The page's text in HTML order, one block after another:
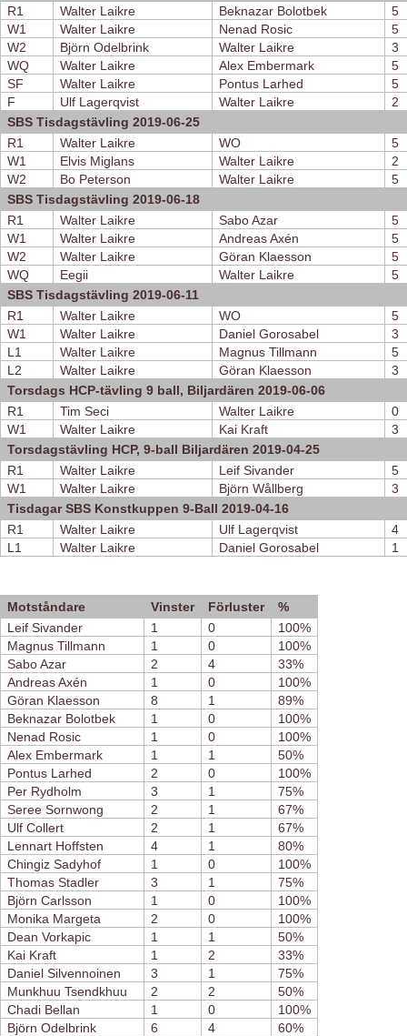
R1
Walter Laikre Beknazar Bolotbek
5
W1
Walter Laikre Nenad Rosic
5
W2
Björn Odelbrink Walter Laikre
3
WQ
Walter Laikre Alex Embermark
5
SF
Walter Laikre Pontus Larhed
5
F
Ulf Lagerqvist Walter Laikre
2
SBS Tisdagstävling 2019-06-25
R1
Walter Laikre WO
5
W1
Elvis Miglans Walter Laikre
2
W2
Bo Peterson Walter Laikre
5
SBS Tisdagstävling 2019-06-18
R1
Walter Laikre Sabo Azar
5
W1
Walter Laikre Andreas Axén
5
W2
Walter Laikre Göran Klaesson
5
WQ
Eegii Walter Laikre
5
SBS Tisdagstävling 2019-06-11
R1
Walter Laikre WO
5
W1
Walter Laikre Daniel Gorosabel
3
L1
Walter Laikre Magnus Tillmann
5
L2
Walter Laikre Göran Klaesson
3
Torsdags HCP-tävling 9 ball, Biljardären 2019-06-06
R1
Tim Seci Walter Laikre
0
W1
Walter Laikre Kai Kraft
3
Torsdagstävling HCP, 9-ball Biljardären 2019-04-25
R1
Walter Laikre Leif Sivander
5
W1
Walter Laikre Björn Wållberg
3
Tisdagar SBS Konstkuppen 9-Ball 2019-04-16
R1
Walter Laikre Ulf Lagerqvist
4
L1
Walter Laikre Daniel Gorosabel 1
Motståndare Vinster Förluster
%
Leif Sivander
1 0
100%
Magnus Tillmann
1 0
100%
Sabo Azar
2 4
33%
Andreas Axén
1 0
100%
Göran Klaesson
8 1
89%
Beknazar Bolotbek
1 0
100%
Nenad Rosic
1 0
100%
Alex Embermark
1 1
50%
Pontus Larhed
2 0
100%
Per Rydholm
3 1
75%
Seree Sornwong
2 1
67%
Ulf Collert
2 1
67%
Lennart Hoffsten
4 1
80%
Chingiz Sadyhof
1 0
100%
Thomas Stadler
3 1
75%
Björn Carlsson
1 0
100%
Monika Margeta
2 0
100%
Dean Vorkapic
1 1
50%
Kai Kraft
1 2
33%
Daniel Silvennoinen
3 1
75%
Munkhuu Tsendkhuu
2 2
50%
Chadi Bellan
1 0
100%
Björn Odelbrink
6 4
60%